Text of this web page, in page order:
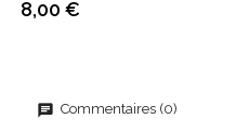
Prix
8,00 €
Commentaires (0)